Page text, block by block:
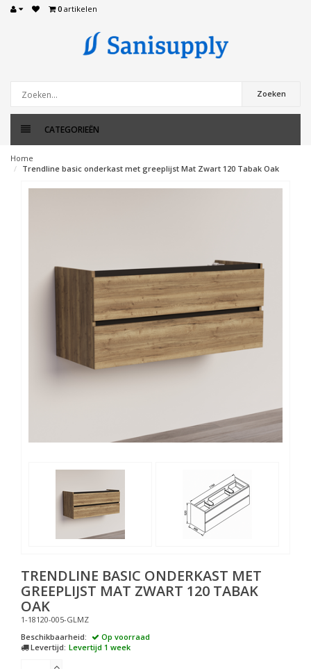
0 artikelen
Zoeken
CATEGORIEËN
Home
Trendline basic onderkast met greeplijst Mat Zwart 120 Tabak Oak
TRENDLINE BASIC ONDERKAST MET
GREEPLIJST MAT ZWART 120 TABAK
OAK
1-18120-005-GLMZ
Beschikbaarheid:
Op voorraad
Levertijd: Levertijd 1 week